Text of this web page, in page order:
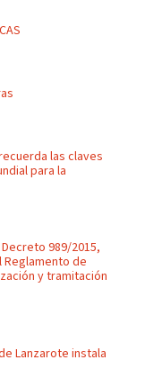
las claves
para la
989/2015,
de
y tramitación
Lanzarote instala